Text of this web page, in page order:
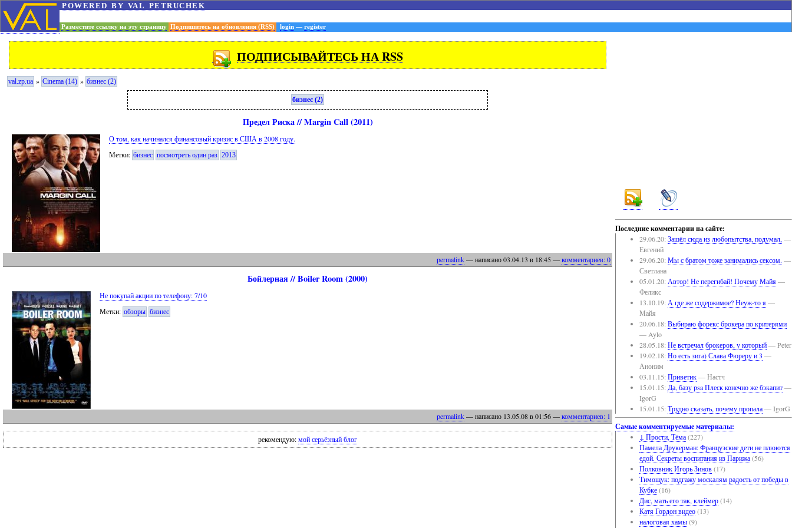
powered by val petruchek
Разместите ссылку на эту страницу Подпишитесь на обновления (RSS) login — register
Последние комментарии на сайте:
29.06.20: Зашёл сюда из любопытства, подумал, —
Евгений
29.06.20: Мы с братом тоже занимались сексом. —
Светлана
05.01.20: Автор! Не перегибай! Почему Майя—
Феликс
13.10.19: А где же содержимое? Неуж-то я—
Майя
20.06.18: Выбираю форекс брокера по критерями
— Aylo
28.05.18: Не встречал брокеров, у который— Peter
19.02.18: Но есть зига) Слава Фюреру и 3 —
Аноним
03.11.15: Приветик— Настч
15.01.15: Да, базу psa Плеск конечно же бэкапит—
IgorG
15.01.15: Трудно сказать, почему пропала— IgorG
Самые комментируемые материалы:
↓ Прости, Тёма(227)
Памела Друкерман: Французские дети не плюются
едой. Секреты воспитания из Парижа(56)
Полковник Игорь Зинов(17)
Тимощук: подгажу москалям радость от победы в
Кубке(16)
Дис, мать его так, клеймер(14)
Катя Гордон видео(13)
налоговая хамы(9)
ПОДПИСЫВАЙТЕСЬ НА RSS
val.zp.ua » Cinema (14) » бизнес (2)
бизнес (2)
Предел Риска // Margin Call (2011)
О том, как начинался финансовый кризис в США в 2008 году.
Метки: бизнес посмотреть один раз 2013
permalink— написано03.04.13 в 18:45—комментариев: 0
Бойлерная // Boiler Room (2000)
Не покупай акции по телефону: 7/10
Метки: обзоры бизнес
permalink— написано 13.05.08в 01:56—комментариев: 1
рекомендую: мой серьёзный блог